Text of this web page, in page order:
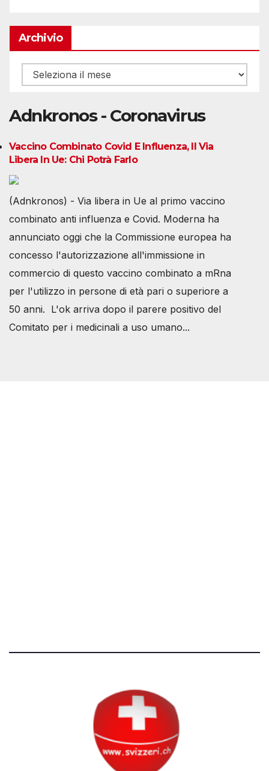
Archivio
Archivio
Adnkronos - Coronavirus
Vaccino Combinato Covid E Influenza, Il Via
Libera In Ue: Chi Potrà Farlo
(Adnkronos) - Via libera in Ue al primo vaccino
combinato anti influenza e Covid. Moderna ha
annunciato oggi che la Commissione europea ha
concesso l'autorizzazione all'immissione in
commercio di questo vaccino combinato a mRna
per l'utilizzo in persone di età pari o superiore a
50 anni. L'ok arriva dopo il parere positivo del
Comitato per i medicinali a uso umano...